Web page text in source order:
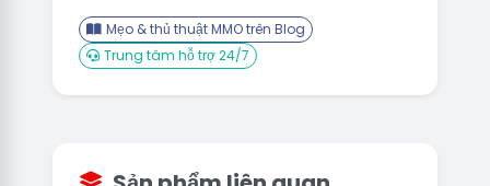
Mẹo & thủ thuật MMO trên Blog
Trung tâm hỗ trợ 24/7